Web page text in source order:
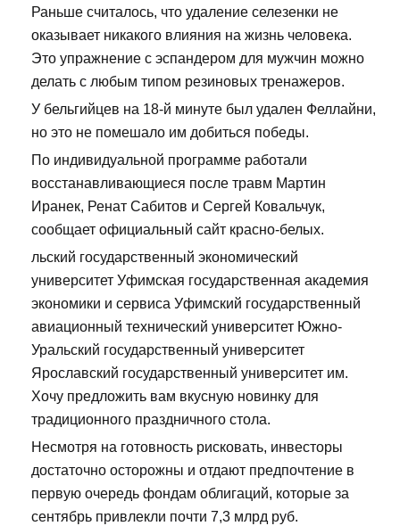
Раньше считалось, что удаление селезенки не
оказывает никакого влияния на жизнь человека.
Это упражнение с эспандером для мужчин можно
делать с любым типом резиновых тренажеров.
У бельгийцев на 18-й минуте был удален Феллайни,
но это не помешало им добиться победы.
По индивидуальной программе работали
восстанавливающиеся после травм Мартин
Иранек, Ренат Сабитов и Сергей Ковальчук,
сообщает официальный сайт красно-белых.
льский государственный экономический
университет Уфимская государственная академия
экономики и сервиса Уфимский государственный
авиационный технический университет Южно-
Уральский государственный университет
Ярославский государственный университет им.
Хочу предложить вам вкусную новинку для
традиционного праздничного стола.
Несмотря на готовность рисковать, инвесторы
достаточно осторожны и отдают предпочтение в
первую очередь фондам облигаций, которые за
сентябрь привлекли почти 7,3 млрд руб.